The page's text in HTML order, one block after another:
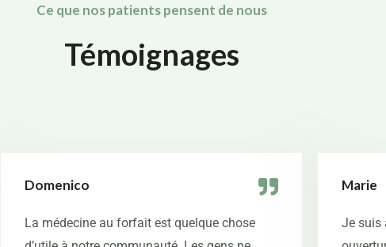
Ce que nos patients pensent de nous
Témoignages
Domenico
La médecine au forfait est quelque chose
Marie
Je suis